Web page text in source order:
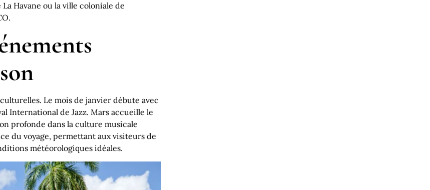
Havane ou la ville coloniale de
Le mois de janvier débute avec
International de Jazz. Mars accueille le
profonde dans la culture musicale
du voyage, permettant aux visiteurs de
météorologiques idéales.